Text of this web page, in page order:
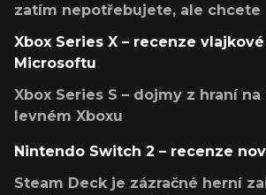
zatím nepotřebujete, ale chcete
Xbox Series X – recenze
Microsoftu
Xbox Series S – dojmy z hraní na
levném Xboxu
Nintendo Switch 2 – recenze
Steam Deck je zázračné herní